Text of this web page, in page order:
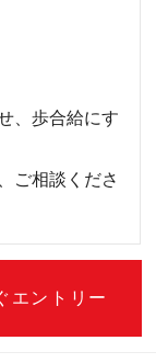
、歩合給にす
ご相談くださ
エントリー